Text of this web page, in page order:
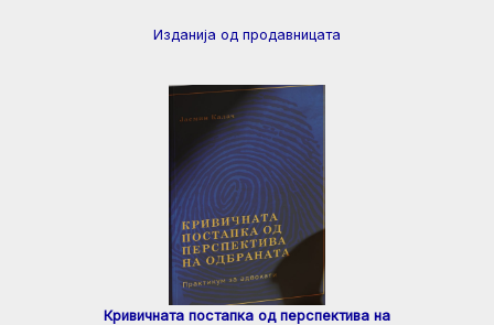
Изданија од продавницата
Кривичната постапка од перспектива на